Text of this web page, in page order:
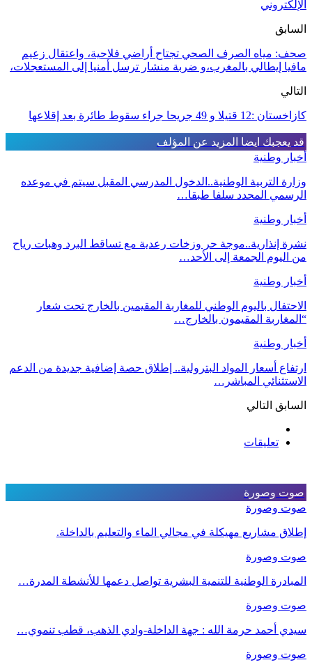
الإلكتروني
السابق
صحف: مياه الصرف الصحي تجتاح أراضي فلاحية، واعتقال زعيم
مافيا إيطالي بالمغرب،و ضربة منشار ترسل أمنيا إلى المستعجلات،
التالي
كازاخستان :12 قتيلا و 49 جريحا جراء سقوط طائرة بعد إقلاعها
قد يعجبك ايضا المزيد عن المؤلف
أخبار وطنية
وزارة التربية الوطنية..الدخول المدرسي المقبل سیتم في موعده
الرسمي المحدد سلفا طبقا…
أخبار وطنية
نشرة إنذارية..موجة حر وزخات رعدية مع تساقط البرد وهبات رياح
من اليوم الجمعة إلى الأحد…
أخبار وطنية
الاحتفال باليوم الوطني للمغاربة المقيمين بالخارج تحت شعار
“المغاربة المقيمون بالخارج…
أخبار وطنية
ارتفاع أسعار المواد البترولية.. إطلاق حصة إضافية جديدة من الدعم
الاستثنائي المباشر…
السابق التالي
تعليقات
صوت وصورة
صوت وصورة
إطلاق مشاريع مهيكلة في مجالي الماء والتعليم بالداخلة.
صوت وصورة
المبادرة الوطنية للتنمية البشرية تواصل دعمها للأنشطة المدرة…
صوت وصورة
سيدي أحمد حرمة الله : جهة الداخلة-وادي الذهب، قطب تنموي…
صوت وصورة